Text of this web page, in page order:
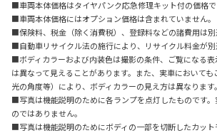
■車両本体価格はタイヤパンク応急修理キット付の価格で
■車両本体価格にはオプション価格は含まれていません。
■保険料、税金（除く消費税）、登録料などの諸費用は別
■自動車リサイクル法の施行により、リサイクル料金が別
■ボディカラーおよび内装色は撮影の条件、ご覧になる表
は異なって見えることがあります。また、実車においても
光の角度等）により、ボディカラーの見え方は異なります。
■写真は機能説明のために各ランプを点灯したものです
のではありません。
■写真は機能説明のためにボディの一部を切断したカット